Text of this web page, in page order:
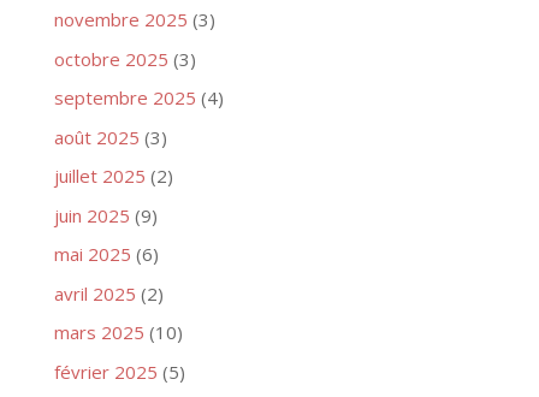
novembre 2025 (3)
octobre 2025 (3)
septembre 2025 (4)
août 2025 (3)
juillet 2025 (2)
juin 2025 (9)
mai 2025 (6)
avril 2025 (2)
mars 2025 (10)
février 2025 (5)